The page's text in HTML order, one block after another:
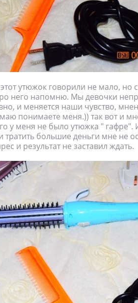
утюжок говорили не мало, но
него напомню. Мы девочки
и меняется наши чувство,
понимаете меня.)) так вот и
у меня не было утюжка " гафре".
тратить большие деньги мне не
и результат не заставил ждать.